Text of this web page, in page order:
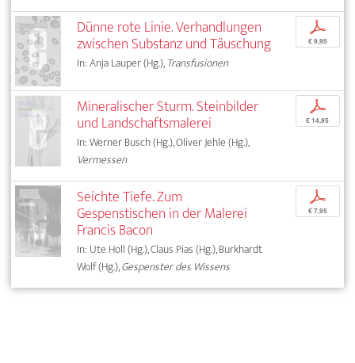
Dünne rote Linie. Verhandlungen
zwischen Substanz und Täuschung
In: Anja Lauper (Hg.),Transfusionen
p
€ 9,95
Mineralischer Sturm. Steinbilder
und Landschaftsmalerei
In: Werner Busch (Hg.), Oliver Jehle (Hg.),
Vermessen
p
€ 14,95
Seichte Tiefe. Zum
Gespenstischen in der Malerei
Francis Bacon
In: Ute Holl (Hg.), Claus Pias (Hg.), Burkhardt
Wolf (Hg.),Gespenster des Wissens
p
€ 7,95